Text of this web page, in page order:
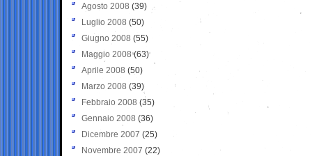
Agosto 2008 (39)
Luglio 2008 (50)
Giugno 2008 (55)
Maggio 2008(63)
Aprile 2008 (50)
Marzo 2008 (39)
Febbraio 2008 (35)
Gennaio 2008 (36)
Dicembre 2007 (25)
Novembre 2007 (22)